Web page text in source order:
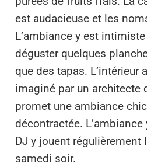
est audacieuse et les
L’ambiance y est
déguster quelques
que des tapas. L’intérieur
imaginé par un architecte
promet une ambiance
décontractée.
DJ y jouent régulièrement
samedi soir.